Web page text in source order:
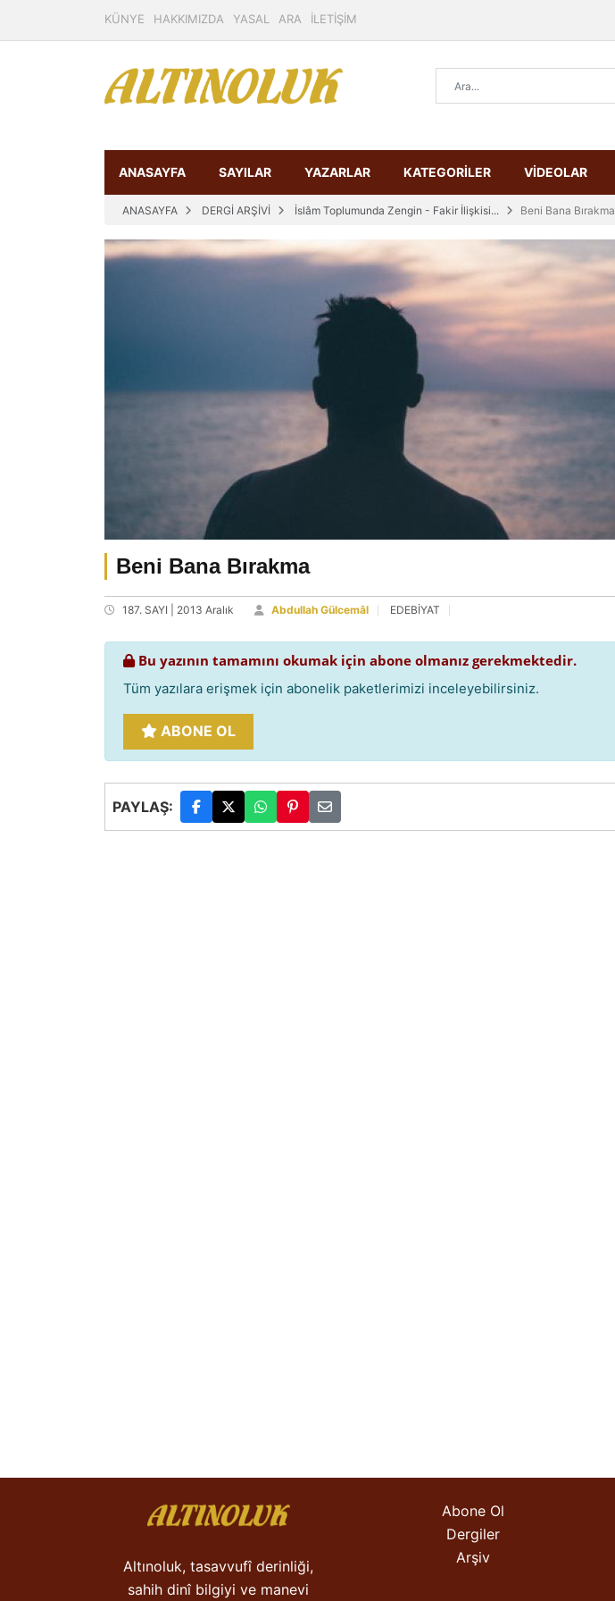
KÜNYE HAKKIMIZDA YASAL ARA İLETİŞİM
ANASAYFA SAYILAR YAZARLAR KATEGORİLER VİDEOLAR
ANASAYFA DERGİ ARŞİVİ İslâm Toplumunda Zengin - Fakir İlişkisi... Beni Bana Bırakma
Beni Bana Bırakma
187. SAYI | 2013 Aralık Abdullah Gülcemâl EDEBİYAT
Bu yazının tamamını okumak için abone olmanız gerekmektedir.
Tüm yazılara erişmek için abonelik paketlerimizi inceleyebilirsiniz.
ABONE OL
PAYLAŞ:
Altınoluk, tasavvufî derinliği,
sahih dinî bilgiyi ve manevi
Abone Ol
Dergiler
Arşiv